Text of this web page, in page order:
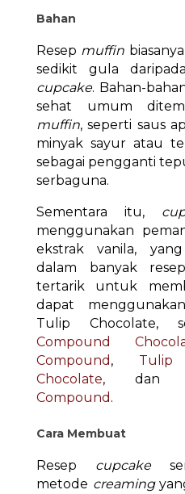
Bahan
Resep muffin
sedikit gula
cupcake. Bahan-
sehat umum
muffin, seperti saus
minyak sayur atau
sebagai pengganti
serbaguna.
Sementara itu,
menggunakan
ekstrak vanila,
dalam banyak
tertarik untuk
dapat
Tulip Chocolate,
Compound
Compound ,
Chocolate, dan
Compound .
Cara Membuat
Resep cupcake
metode creaming